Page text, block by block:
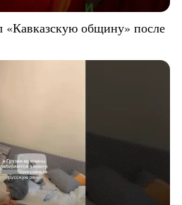
«Кавказскую общину» после